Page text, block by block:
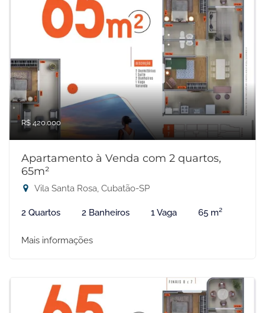
R$ 420.000
Apartamento à Venda com 2 quartos,
65m²
Vila Santa Rosa, Cubatão-SP
2 Quartos 2 Banheiros 1 Vaga 65 m²
Mais informações